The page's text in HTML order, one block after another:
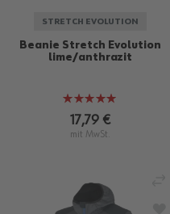
STRETCH EVOLUTION
Beanie Stretch Evolution
lime/anthrazit
Bewertung:
100%
17,79 €
mit MwSt.